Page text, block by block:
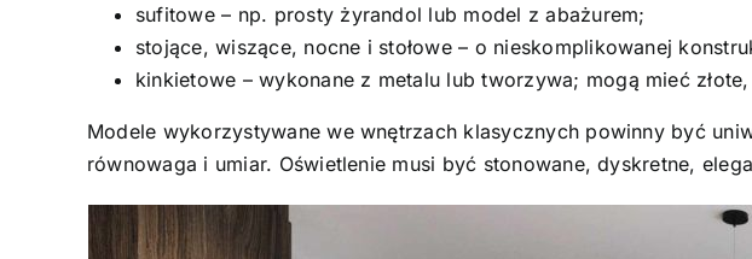
sufitowe – np. prosty żyrandol lub model z abażurem;
stojące, wiszące, nocne i stołowe – o nieskomplikowanej
kinkietowe – wykonane z metalu lub tworzywa; mogą mieć
Modele wykorzystywane we wnętrzach klasycznych powinny być
równowaga i umiar. Oświetlenie musi być stonowane, dyskretne,